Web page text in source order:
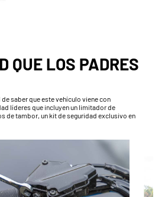
QUE LOS PADRES
saber que este vehículo viene con
líderes que incluyen un limitador de
de tambor, un kit de seguridad exclusivo en